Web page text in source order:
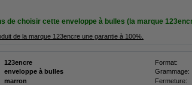
de choisir cette enveloppe à bulles (la marque
de la marque 123encre une garantie à 100%.
123encre Format:
enveloppe à bulles Grammage:
marron Fermeture: